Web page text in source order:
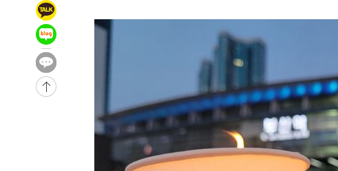
-25034초 전 >
-24782초 전 >
日방위성, 北이 동해로 쏜 발사체는 탄도미사일 가능성
-23212초 전 >
[속보] SKT, 에이닷 서비스 장애 발생…"원인 파악 중"
-22618초 전 >
[속보]합참 "북, 동해상으로 미상 발사체 발사"
-22014초 전 >
'낮 최고 39도' 불볕더위…한밤 열대야도 계속[내일날씨]
[속보]7~9일 프로야구 3연전도 폭염 취소…11일 재개
"韓 외환시장 개입 관측 배경엔 美의 대한국 무역적자 있어"
'월드컵 탈락 후폭풍' 축구협회…초유의 압수수색에 '충격·당황'
서울 낮 37.9도, 올여름 최고치 경신…영등포 순간 '40도'